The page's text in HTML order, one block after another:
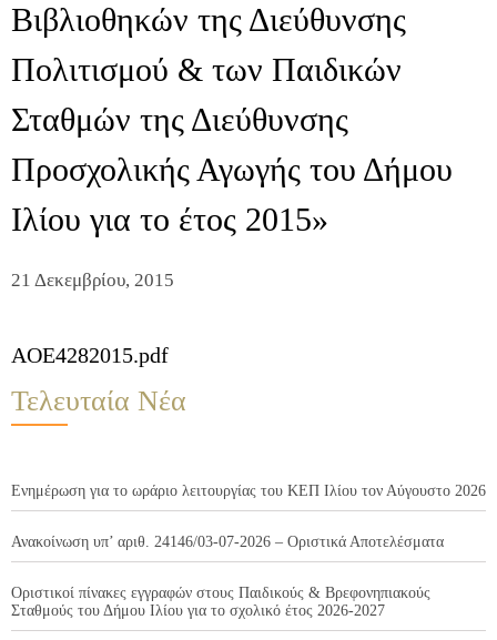
Βιβλιοθηκών της Διεύθυνσης
Πολιτισμού & των Παιδικών
Σταθμών της Διεύθυνσης
Προσχολικής Αγωγής του Δήμου
Ιλίου για το έτος 2015»
21 Δεκεμβρίου, 2015
AOE4282015.pdf
Τελευταία Νέα
Ενημέρωση για το ωράριο λειτουργίας του ΚΕΠ Ιλίου τον Αύγουστο 2026
Ανακοίνωση υπ’ αριθ. 24146/03-07-2026 – Οριστικά Αποτελέσματα
Οριστικοί πίνακες εγγραφών στους Παιδικούς & Βρεφονηπιακούς
Σταθμούς του Δήμου Ιλίου για το σχολικό έτος 2026-2027